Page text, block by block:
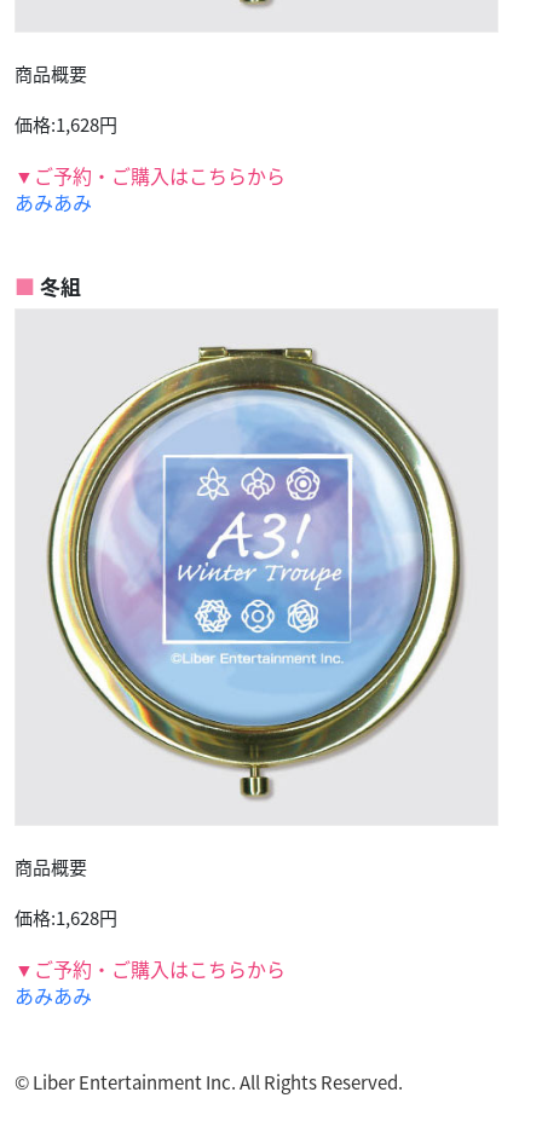
商品概要
価格:1,628円
▼ご予約・ご購入はこちらから
あみあみ
冬組
商品概要
価格:1,628円
▼ご予約・ご購入はこちらから
あみあみ
© Liber Entertainment Inc. All Rights Reserved.